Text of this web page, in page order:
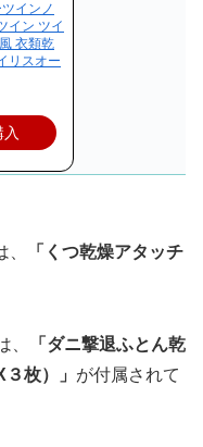
インノ
イン ツイ
衣類乾
リスオー
「くつ乾燥アタッチ
、
「ダニ撃退ふとん乾
枚）」 が付属されて